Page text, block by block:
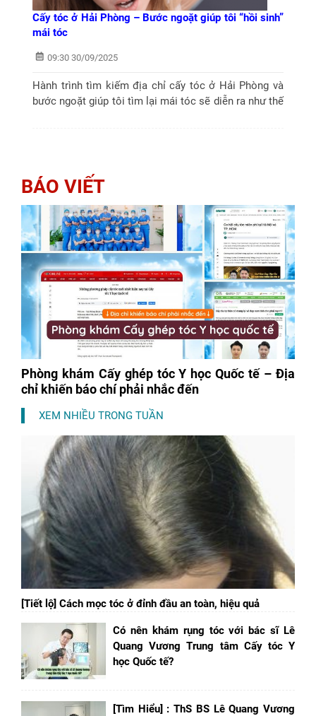
Cấy tóc ở Hải Phòng – Bước ngoặt giúp tôi “hồi sinh”
mái tóc
09:30 30/09/2025
Hành trình tìm kiếm địa chỉ cấy tóc ở Hải Phòng và
bước ngoặt giúp tôi tìm lại mái tóc sẽ diễn ra như thế
BÁO VIẾT
Phòng khám Cấy ghép tóc Y học Quốc tế – Địa
chỉ khiến báo chí phải nhắc đến
XEM NHIỀU TRONG TUẦN
[Tiết lộ] Cách mọc tóc ở đỉnh đầu an toàn, hiệu quả
Có nên khám rụng tóc với bác sĩ Lê
Quang Vương Trung tâm Cấy tóc Y
học Quốc tế?
[Tìm Hiểu] : ThS BS Lê Quang Vương